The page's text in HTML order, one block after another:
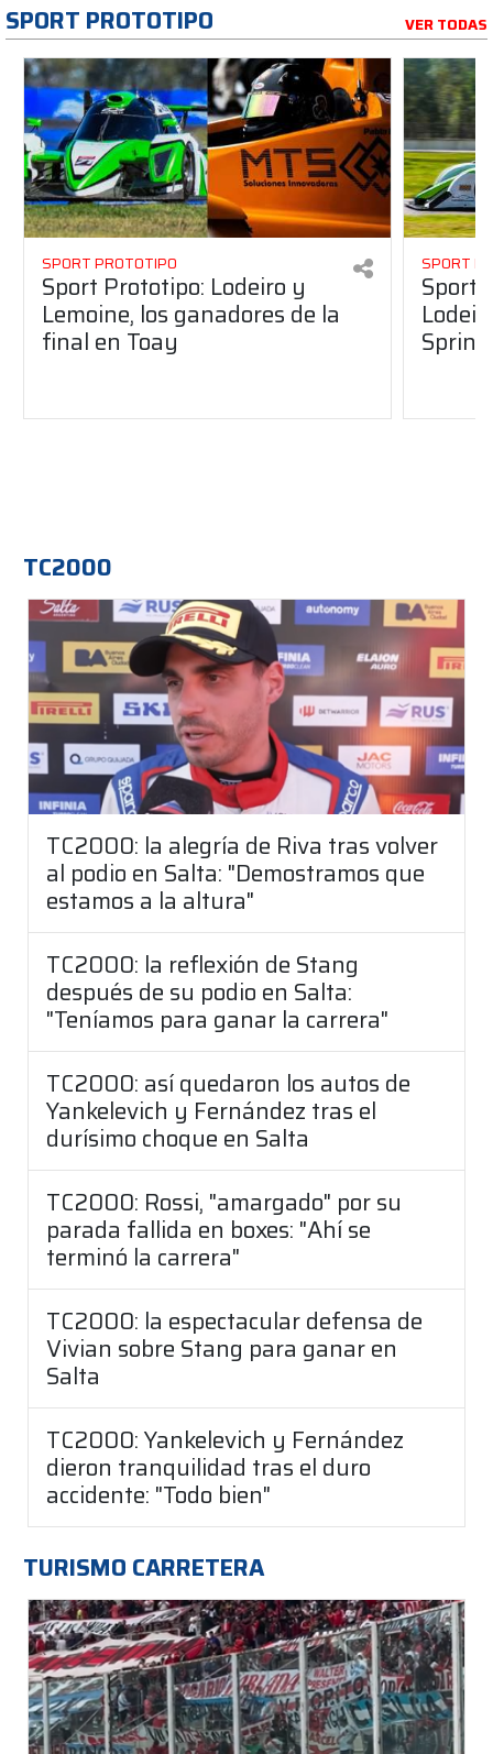
SPORT PROTOTIPO VER TODAS
SPORT PROTOTIPO
Sport Prototipo: Lodeiro y
Lemoine, los ganadores de la
final en Toay
SPORT
Sport
Sprint
TC2000
TC2000: la alegría de Riva tras volver
al podio en Salta: "Demostramos que
estamos a la altura"
TC2000: la reflexión de Stang
después de su podio en Salta:
"Teníamos para ganar la carrera"
TC2000: así quedaron los autos de
Yankelevich y Fernández tras el
durísimo choque en Salta
TC2000: Rossi, "amargado" por su
parada fallida en boxes: "Ahí se
terminó la carrera"
TC2000: la espectacular defensa de
Vivian sobre Stang para ganar en
Salta
TC2000: Yankelevich y Fernández
dieron tranquilidad tras el duro
accidente: "Todo bien"
TURISMO CARRETERA